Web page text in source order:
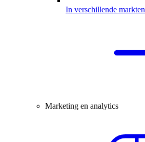
In verschillende markten
Marketing en analytics